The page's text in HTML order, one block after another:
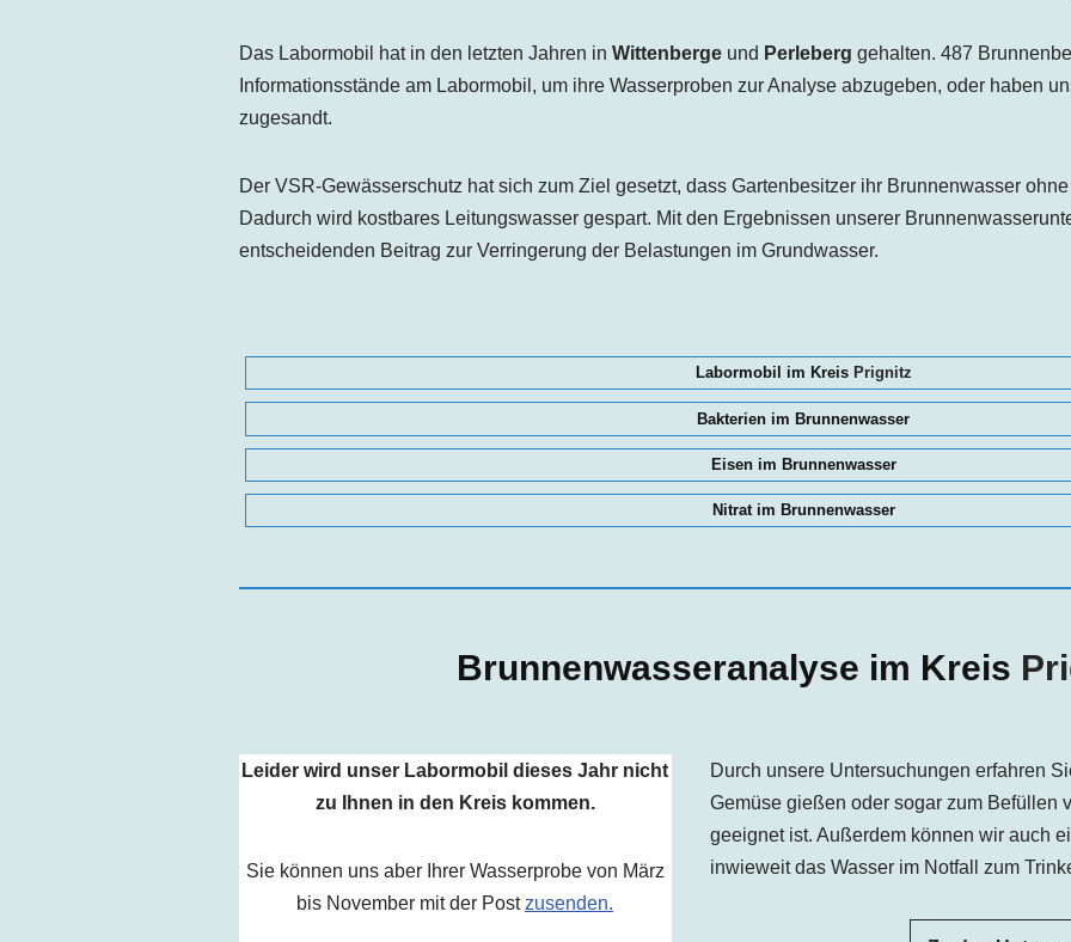
Das Labormobil hat in den letzten Jahren in Wittenberge und Perleberg gehalten. 487
Informationsstände am Labormobil, um ihre Wasserproben zur Analyse abzugeben, oder haben
zugesandt.
Der VSR-Gewässerschutz hat sich zum Ziel gesetzt, dass Gartenbesitzer ihr Brunnenwasser
Dadurch wird kostbares Leitungswasser gespart. Mit den Ergebnissen unserer
entscheidenden Beitrag zur Verringerung der Belastungen im Grundwasser.
Labormobil im Kreis Prignitz
Bakterien im Brunnenwasser
Eisen im Brunnenwasser
Nitrat im Brunnenwasser
Brunnenwasseranalyse im Kreis
Leider wird unser Labormobil dieses Jahr nicht
zu Ihnen in den Kreis kommen.
Sie können uns aber Ihrer Wasserprobe von März
bis November mit der Postzusenden.
Durch unsere Untersuchungen erfahren
Gemüse gießen oder sogar zum Befüllen
geeignet ist. Außerdem können wir auch
inwieweit das Wasser im Notfall zum